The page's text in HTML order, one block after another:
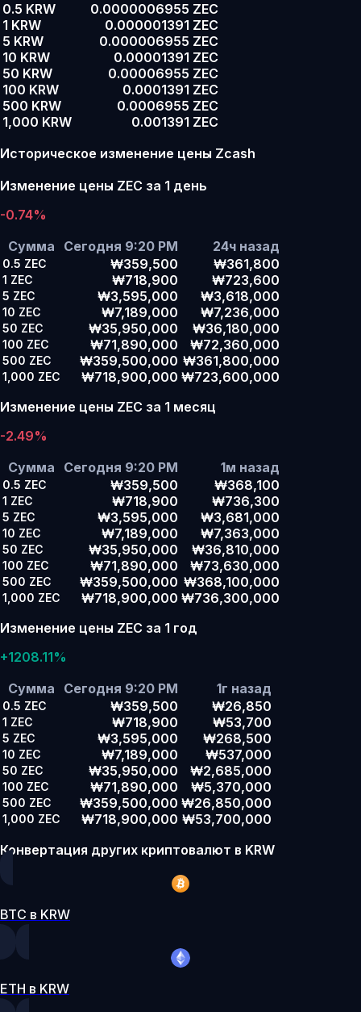
0.5 KRW
0.0000006955 ZEC
1 KRW
0.000001391 ZEC
5 KRW
0.000006955 ZEC
10 KRW
0.00001391 ZEC
50 KRW
0.00006955 ZEC
100 KRW
0.0001391 ZEC
500 KRW
0.0006955 ZEC
1,000 KRW
0.001391 ZEC
Историческое изменение цены Zcash
Изменение цены ZEC за 1 день
-0.74%
Сумма
Сегодня 9:20 PM 24ч назад
0.5 ZEC ₩359,500 ₩361,800
1 ZEC ₩718,900 ₩723,600
5 ZEC ₩3,595,000 ₩3,618,000
10 ZEC ₩7,189,000 ₩7,236,000
50 ZEC ₩35,950,000 ₩36,180,000
100 ZEC ₩71,890,000 ₩72,360,000
500 ZEC ₩359,500,000 ₩361,800,000
1,000 ZEC ₩718,900,000 ₩723,600,000
Изменение цены ZEC за 1 месяц
-2.49%
Сумма
Сегодня 9:20 PM 1м назад
0.5 ZEC ₩359,500 ₩368,100
1 ZEC ₩718,900 ₩736,300
5 ZEC ₩3,595,000 ₩3,681,000
10 ZEC ₩7,189,000 ₩7,363,000
50 ZEC ₩35,950,000 ₩36,810,000
100 ZEC ₩71,890,000 ₩73,630,000
500 ZEC ₩359,500,000 ₩368,100,000
1,000 ZEC ₩718,900,000 ₩736,300,000
Изменение цены ZEC за 1 год
+1208.11%
Сумма
Сегодня 9:20 PM 1г назад
0.5 ZEC ₩359,500 ₩26,850
1 ZEC ₩718,900 ₩53,700
5 ZEC ₩3,595,000 ₩268,500
10 ZEC ₩7,189,000 ₩537,000
50 ZEC ₩35,950,000 ₩2,685,000
100 ZEC ₩71,890,000 ₩5,370,000
500 ZEC ₩359,500,000 ₩26,850,000
1,000 ZEC ₩718,900,000 ₩53,700,000
Конвертация других криптовалют в KRW
BTC в KRW
ETH в KRW